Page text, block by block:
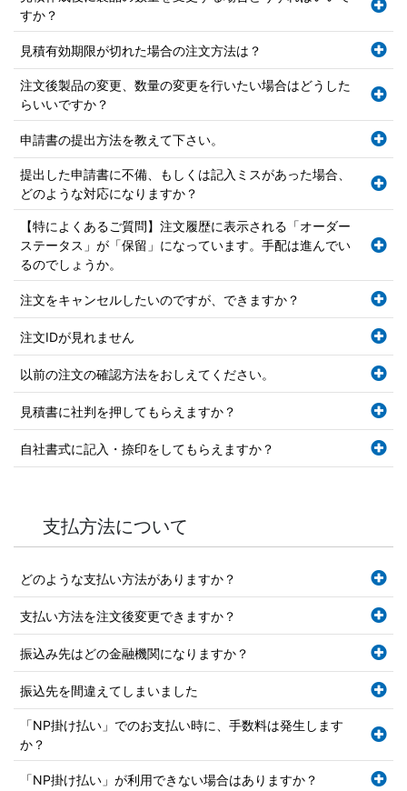
すか？
見積有効期限が切れた場合の注文方法は？
注文後製品の変更、数量の変更を行いたい場合はどうした
らいいですか？
申請書の提出方法を教えて下さい。
提出した申請書に不備、もしくは記入ミスがあった場合、
どのような対応になりますか？
【特によくあるご質問】注文履歴に表示される「オーダー
ステータス」が「保留」になっています。手配は進んでい
るのでしょうか。
注文をキャンセルしたいのですが、できますか？
注文IDが見れません
以前の注文の確認方法をおしえてください。
見積書に社判を押してもらえますか？
自社書式に記入・捺印をしてもらえますか？
支払方法について
どのような支払い方法がありますか？
支払い方法を注文後変更できますか？
振込み先はどの金融機関になりますか？
振込先を間違えてしまいました
「NP掛け払い」でのお支払い時に、手数料は発生します
か？
「NP掛け払い」が利用できない場合はありますか？